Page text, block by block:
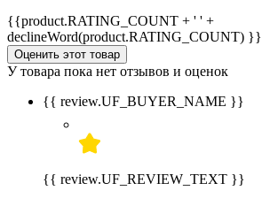
{{product.RATING_COUNT + ' ' +
declineWord(product.RATING_COUNT) }}
Оценить этот товар
У товара пока нет отзывов и оценок
{{ review.UF_BUYER_NAME }}
{{ review.UF_REVIEW_TEXT }}